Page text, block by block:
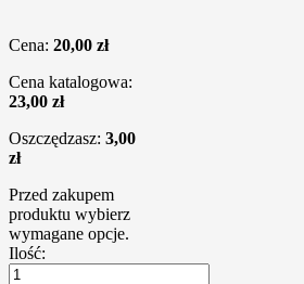
Cena: 20,00 zł
Cena katalogowa:
23,00 zł
Oszczędzasz: 3,00
zł
Przed zakupem
produktu wybierz
wymagane opcje.
Ilość: